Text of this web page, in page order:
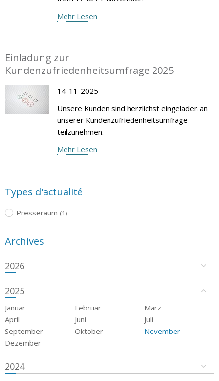
Mehr Lesen
Einladung zur
Kundenzufriedenheitsumfrage 2025
14-11-2025
Unsere Kunden sind herzlichst eingeladen an
unserer Kundenzufriedenheitsumfrage
teilzunehmen.
Mehr Lesen
Types d'actualité
Presseraum (1)
Archives
2026
2025
Januar Februar
März
April
Juni
Juli
September
Oktober
November
Dezember
2024